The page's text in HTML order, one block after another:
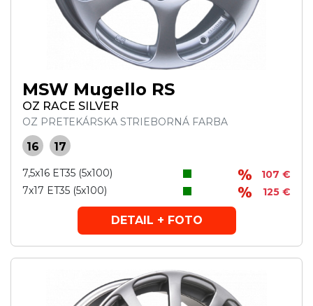
MSW Mugello RS
OZ RACE SILVER
OZ PRETEKÁRSKA STRIEBORNÁ FARBA
16 17
7,5x16 ET35 (5x100)
107 €
7x17 ET35 (5x100)
125 €
DETAIL + FOTO